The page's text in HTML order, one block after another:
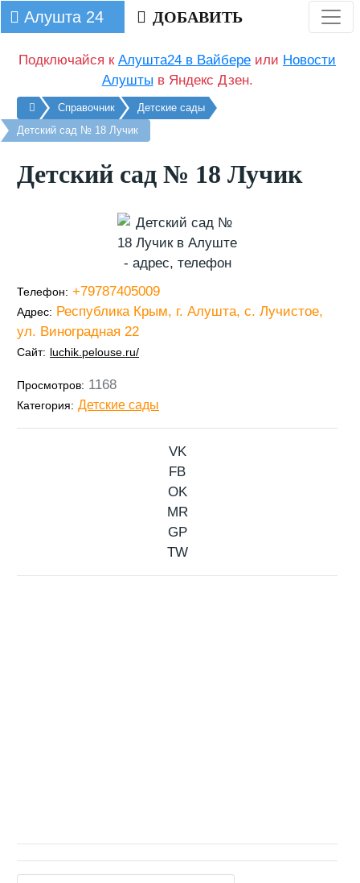
Алушта 24 ДОБАВИТЬ
Подключайся кАлушта24 в Вайбере или Новости
Алушты в Яндекс Дзен.
ГлавнаяСправочник
Детские сады
Детский сад № 18 Лучик
Детский сад № 18 Лучик
Телефон: +79787405009
Адрес: Республика Крым, г. Алушта, с. Лучистое,
ул. Виноградная 22
Сайт: luchik.pelouse.ru/
Просмотров: 1168
Категория: Детские сады
VK
FB
OK
MR
GP
TW